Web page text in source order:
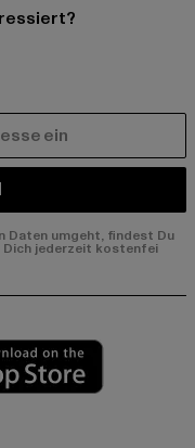
Daten umgeht, findest Du
Dich jederzeit kostenfei